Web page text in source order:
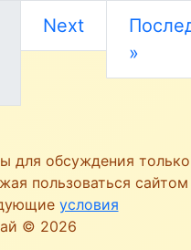
Next
»
для обсуждения только
пользоваться сайтом
условия
© 2026